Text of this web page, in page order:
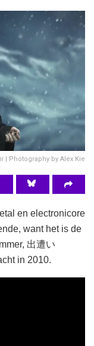
| Photography by Alex Kie
en electronicore
want het is de
出遭い
in 2010.